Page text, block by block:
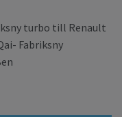
turbo till Renault
Fabriksny